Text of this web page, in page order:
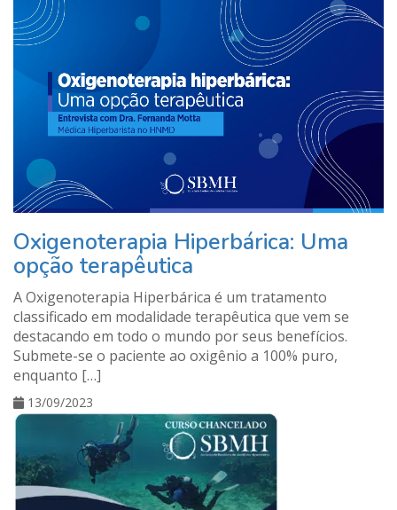
Oxigenoterapia Hiperbárica: Uma
opção terapêutica
A Oxigenoterapia Hiperbárica é um tratamento
classificado em modalidade terapêutica que vem se
destacando em todo o mundo por seus benefícios.
Submete-se o paciente ao oxigênio a 100% puro,
enquanto […]
13/09/2023